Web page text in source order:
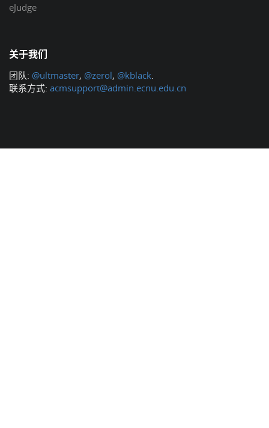
eJudge
关于我们
团队: @ultmaster, @zerol, @kblack
联系方式: acmsupport@admin.ecnu.edu.cn